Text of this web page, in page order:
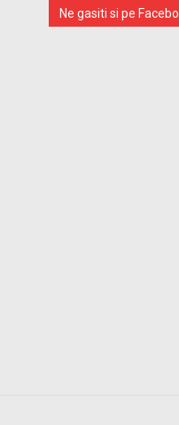
Ne gasiti si pe